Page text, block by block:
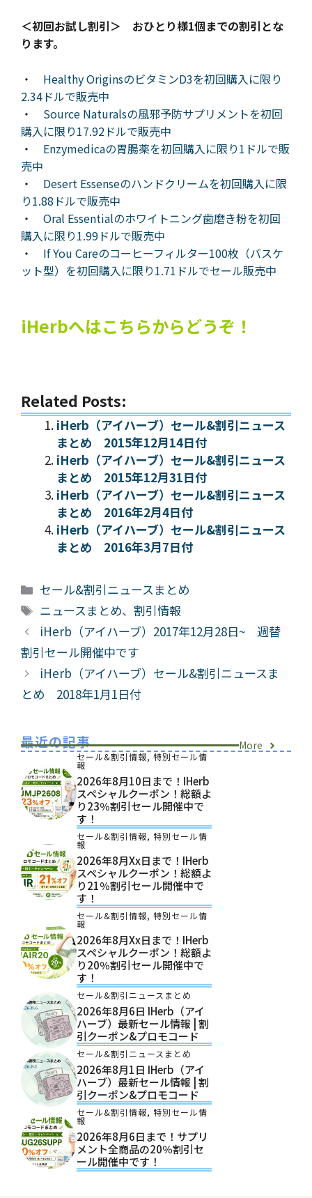
＜初回お試し割引＞ おひとり様1個までの割引とな
ります。
・ Healthy OriginsのビタミンD3を初回購入に限り
2.34ドルで販売中
・ Source Naturalsの風邪予防サプリメントを初回
購入に限り17.92ドルで販売中
・ Enzymedicaの胃腸薬を初回購入に限り1ドルで販
売中
・ Desert Essenseのハンドクリームを初回購入に限
り1.88ドルで販売中
・ Oral Essentialのホワイトニング歯磨き粉を初回
購入に限り1.99ドルで販売中
・ If You Careのコーヒーフィルター100枚（バスケ
ット型）を初回購入に限り1.71ドルでセール販売中
iHerbへはこちらからどうぞ！
Related Posts:
iHerb（アイハーブ）セール&割引ニュース
まとめ 2015年12月14日付
iHerb（アイハーブ）セール&割引ニュース
まとめ 2015年12月31日付
iHerb（アイハーブ）セール&割引ニュース
まとめ 2016年2月4日付
iHerb（アイハーブ）セール&割引ニュース
まとめ 2016年3月7日付
カ
テ
ゴ
リ
ー
セール&割引ニュースまとめ
タ
グ
ニュースまとめ、割引情報
iHerb（アイハーブ）2017年12月28日~ 週替
割引セール開催中です
iHerb（アイハーブ）セール&割引ニュースま
とめ 2018年1月1日付
最近の記事 More
セール&割引情報, 特別セール情
報
2026年8月10日まで！iHerb
スペシャルクーポン！総額よ
り23％割引セール開催中で
す！
セール&割引情報, 特別セール情
報
2026年8月xx日まで！iHerb
スペシャルクーポン！総額よ
り21％割引セール開催中で
す！
セール&割引情報, 特別セール情
報
2026年8月xx日まで！iHerb
スペシャルクーポン！総額よ
り20％割引セール開催中で
す！
セール&割引ニュースまとめ
2026年8月6日 IHerb（アイ
ハーブ）最新セール情報 | 割
引クーポン&プロモコード
セール&割引ニュースまとめ
2026年8月1日 IHerb（アイ
ハーブ）最新セール情報 | 割
引クーポン&プロモコード
セール&割引情報, 特別セール情
報
2026年8月6日まで！サプリ
メント全商品の20％割引セ
ール開催中です！